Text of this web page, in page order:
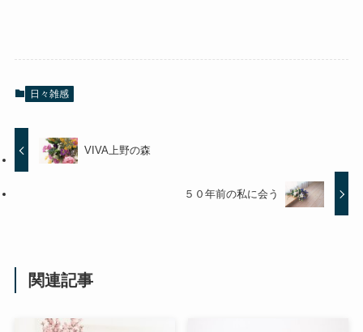
日々雑感
VIVA上野の森
５０年前の私に会う
関連記事